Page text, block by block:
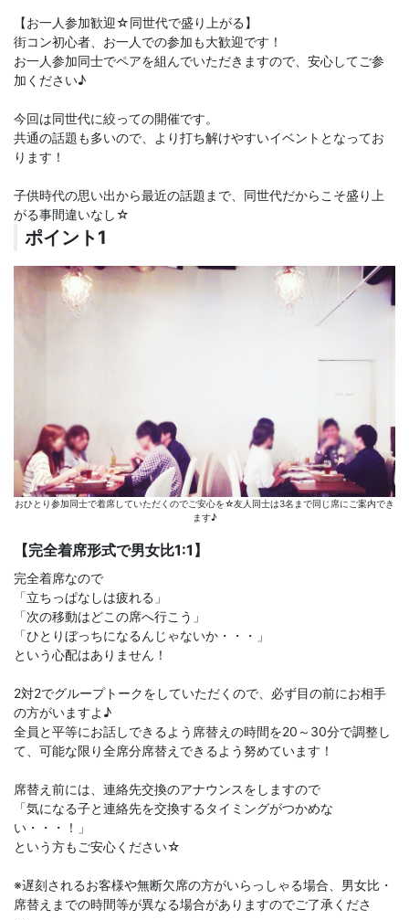
【お一人参加歓迎☆同世代で盛り上がる】
街コン初心者、お一人での参加も大歓迎です！
お一人参加同士でペアを組んでいただきますので、安心してご参
加ください♪
今回は同世代に絞っての開催です。
共通の話題も多いので、より打ち解けやすいイベントとなってお
ります！
子供時代の思い出から最近の話題まで、同世代だからこそ盛り上
がる事間違いなし☆
ポイント1
おひとり参加同士で着席していただくのでご安心を☆友人同士は3名まで同じ席にご案内でき
ます♪
【完全着席形式で男女比1:1】
完全着席なので
「立ちっぱなしは疲れる」
「次の移動はどこの席へ行こう」
「ひとりぼっちになるんじゃないか・・・」
という心配はありません！
2対2でグループトークをしていただくので、必ず目の前にお相手
の方がいますよ♪
全員と平等にお話しできるよう席替えの時間を20～30分で調整し
て、可能な限り全席分席替えできるよう努めています！
席替え前には、連絡先交換のアナウンスをしますので
「気になる子と連絡先を交換するタイミングがつかめな
い・・・！」
という方もご安心ください☆
※遅刻されるお客様や無断欠席の方がいらっしゃる場合、男女比・
席替えまでの時間等が異なる場合がありますのでご了承くださ